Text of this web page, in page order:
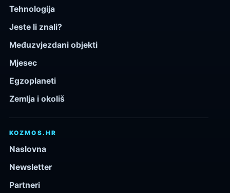
Tehnologija
Jeste li znali?
Međuzvjezdani objekti
Mjesec
Egzoplaneti
Zemlja i okoliš
KOZMOS.HR
Naslovna
Newsletter
Partneri